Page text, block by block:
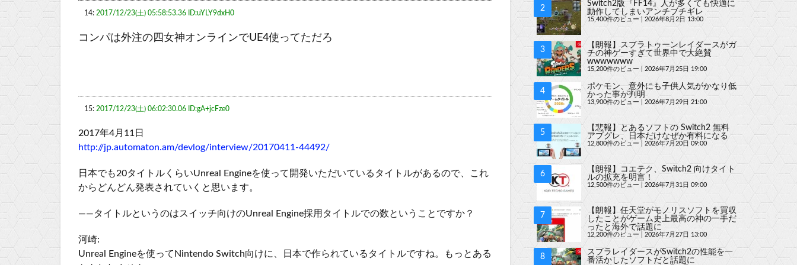
14: 2017/12/23(土) 05:58:53.36 ID:uYLY9dxH0
コンパは外注の四女神オンラインでUE4使ってただろ
15: 2017/12/23(土) 06:02:30.06 ID:gA+jcFze0
2017年4月11日
http://jp.automaton.am/devlog/interview/20170411-44492/
日本でも20タイトルくらいUnreal Engineを使って開発いただいているタイトルがあるので、これ
からどんどん発表されていくと思います。
――タイトルというのはスイッチ向けのUnreal Engine採用タイトルでの数ということですか？
河崎:
Unreal Engineを使ってNintendo Switch向けに、日本で作られているタイトルですね。もっとある
Switch2版『FF14』人が多くても快適に
動作してしまいアンチブチギレ
15,400件のビュー 2026年8月2日 13:00
【朗報】スプラトゥーンレイダースがガ
チの神ゲーすぎて世界中で大絶賛
wwwwwww
15,200件のビュー 2026年7月25日 19:00
ポケモン、意外にも子供人気がかなり低
かった事が判明
13,900件のビュー 2026年7月29日 21:00
【悲報】とあるソフトの Switch2 無料
アプグレ、日本だけなぜか有料になる
12,800件のビュー |2026年7月20日 09:00
【朗報】コエテク、Switch2 向けタイト
ルの拡充を明言！
12,500件のビュー 2026年7月31日 09:00
【朗報】任天堂がモノリスソフトを買収
したことがゲーム史上最高の神の一手だ
ったと海外で話題に
12,200件のビュー 2026年7月27日 13:00
スプラレイダースがSwitch2の性能を一
番活かしたソフトだと話題に